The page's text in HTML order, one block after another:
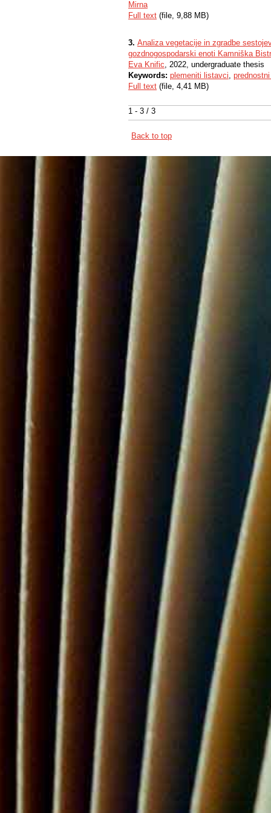
1 - 3 / 3
Mirna
Full text (file, 9,88 MB)
3. Analiza vegetacije in zgradbe
gozdnogospodarski enoti Kamniška
Eva Knific, 2022, undergraduate thesis
Keywords: plemeniti listavci,
Full text (file, 4,41 MB)
Back to top